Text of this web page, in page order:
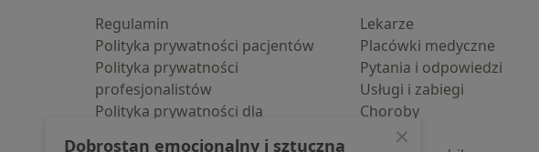
Regulamin
Polityka prywatności pacjentów
Polityka prywatności
profesjonalistów
Polityka prywatności dla
Lekarze
Placówki medyczne
Pytania i odpowiedzi
Usługi i zabiegi
Choroby
Pomoc
Dobrostan emocjonalny i sztuczna